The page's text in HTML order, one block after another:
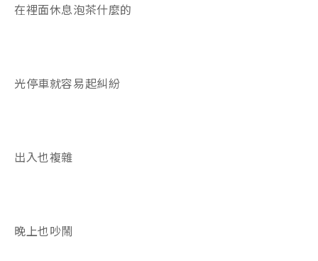
在裡面休息泡茶什麼的
光停車就容易起糾紛
出入也複雜
晚上也吵鬧